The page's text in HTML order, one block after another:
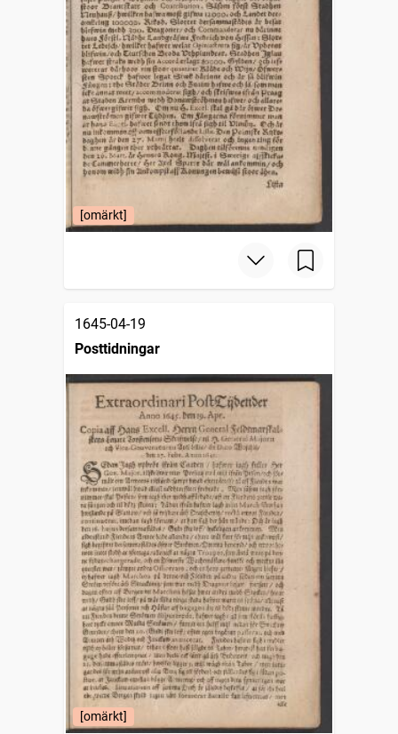
[omärkt]
1645-04-19
Posttidningar
[omärkt]